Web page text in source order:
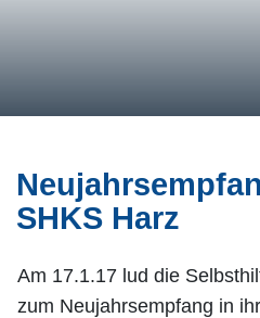
SHKS Harz
Am 17.1.17 lud die
zum Neujahrsempfang in